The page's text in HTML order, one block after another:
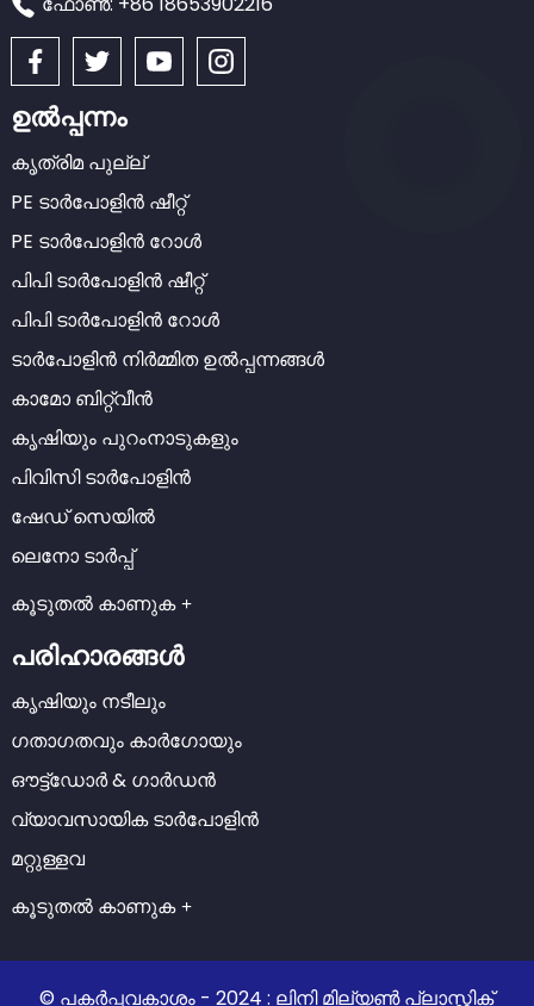
ഉൽപ്പന്നം
കൃത്രിമ പുല്ല്
PE ടാർപോളിൻ ഷീറ്റ്
PE ടാർപോളിൻ റോൾ
പിപി ടാർപോളിൻ ഷീറ്റ്
പിപി ടാർപോളിൻ റോൾ
ടാർപോളിൻ നിർമ്മിത ഉൽപ്പന്നങ്ങൾ
കാമോ ബിറ്റ്വീൻ
കൃഷിയും പുറംനാടുകളും
പിവിസി ടാർപോളിൻ
ഷേഡ് സെയിൽ
ലെനോ ടാർപ്പ്
കൂടുതൽ കാണുക
പരിഹാരങ്ങൾ
കൃഷിയും നടീലും
ഗതാഗതവും കാർഗോയും
ഔട്ട്ഡോർ & ഗാർഡൻ
വ്യാവസായിക ടാർപോളിൻ
മറ്റുള്ളവ
കൂടുതൽ കാണുക
© പകർപ്പവകാശം - 2024 : ലിനി മില്യൺ പ്ലാസ്റ്റിക്